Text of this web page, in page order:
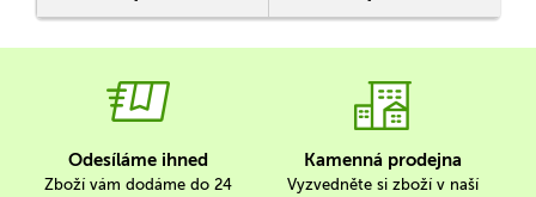
Odesíláme ihned
Zboží vám dodáme do 24
Kamenná prodejna
Vyzvedněte si zboží v naší